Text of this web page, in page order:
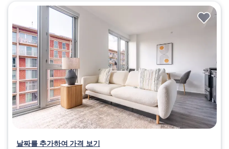
날짜를 추가하여 가격 보기